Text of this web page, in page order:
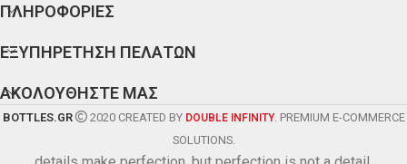
ΠΛΗΡΟΦΟΡΙΕΣ
ΕΞΥΠΗΡΕΤΗΣΗ ΠΕΛΑΤΩΝ
ΑΚΟΛΟΥΘΗΣΤΕ ΜΑΣ
BOTTLES.GR 2020 CREATED BY DOUBLE INFINITY. PREMIUM E-COMMERCE
SOLUTIONS.